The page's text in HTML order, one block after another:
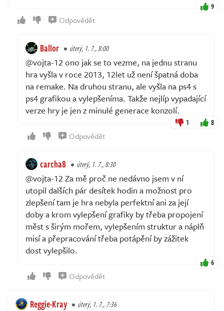
9
Odpovědět
Ballor úterý, 1. 7., 8:00
@vojta-12 ono jak se to vezme, na jednu stranu
hra vyšla v roce 2013, 12let už není špatná doba
na remake. Na druhou stranu, ale vyšla na ps4 s
ps4 grafikou a vylepšeníma. Takže nejlíp vypadající
verze hry je jen z minulé generace konzolí.
1 8
Odpovědět
carcha8 úterý, 1. 7., 8:30
@vojta-12 Za mě proč ne nedávno jsem v ní
utopil dalších pár desítek hodin a možnost pro
zlepšení tam je hra nebyla perfektní ani za její
doby a krom vylepšení grafiky by třeba propojení
měst s širým mořem, vylepšením struktur a náplň
misí a přepracování třeba potápění by zážitek
dost vylepšilo.
6
Odpovědět
Reggie-Kray úterý, 1. 7., 7:36